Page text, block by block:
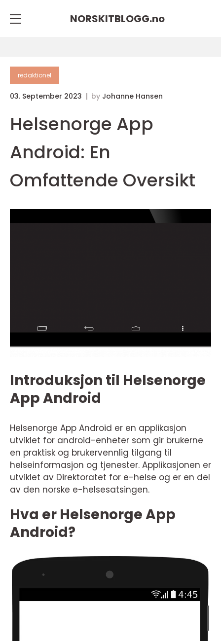
NORSKITBLOGG.no
redaktionel
03. September 2023 by Johanne Hansen
Helsenorge App
Android: En
Omfattende Oversikt
Introduksjon til Helsenorge
App Android
Helsenorge App Android er en applikasjon
utviklet for android-enheter som gir brukerne
en praktisk og brukervennlig tilgang til
helseinformasjon og tjenester. Applikasjonen er
utviklet av Direktoratet for e-helse og er en del
av den norske e-helsesatsingen.
Hva er Helsenorge App
Android?